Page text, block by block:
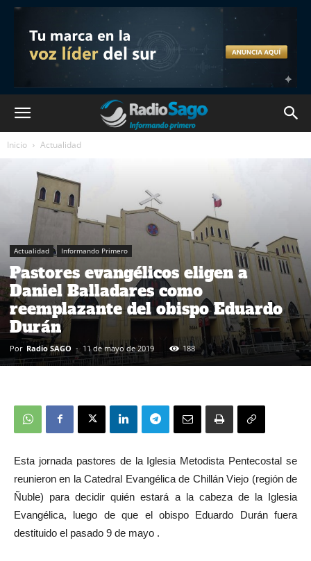
Inicio Actualidad
Actualidad Informando Primero
Pastores evangélicos eligen a
Daniel Balladares como
reemplazante del obispo Eduardo
Durán
Por Radio SAGO - 11 de mayo de 2019 188
Esta jornada pastores de la Iglesia Metodista Pentecostal se
reunieron en la Catedral Evangélica de Chillán Viejo (región de
Ñuble) para decidir quién estará a la cabeza de la Iglesia
Evangélica, luego de que el obispo Eduardo Durán fuera
destituido el pasado 9 de mayo .